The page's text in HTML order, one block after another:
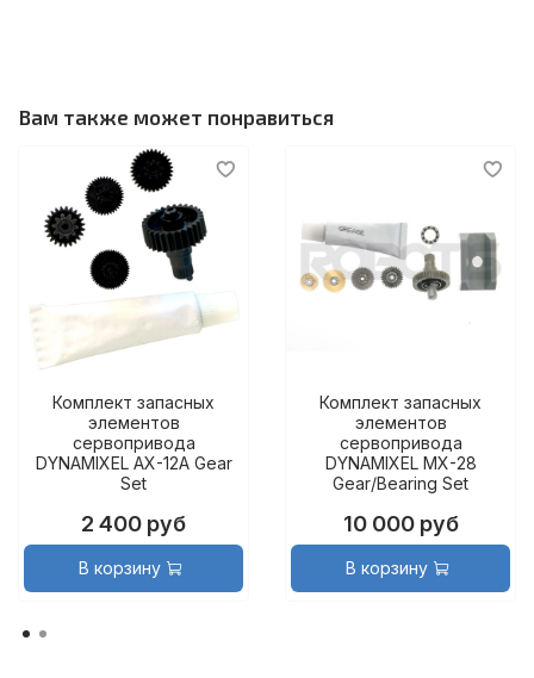
Вам также может понравиться
Комплект запасных
элементов
сервопривода
DYNAMIXEL AX-12A Gear
Set
2 400 руб
В корзину
Комплект запасных
элементов
сервопривода
DYNAMIXEL MX-28
Gear/Bearing Set
10 000 руб
В корзину